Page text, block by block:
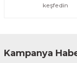
keşfedin
Kampanya